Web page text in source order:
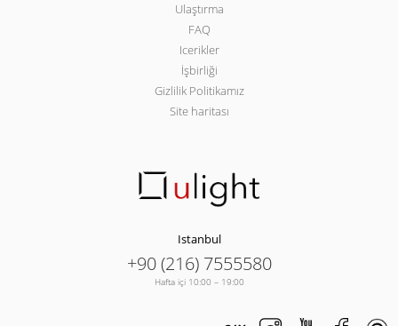
Ulaştırma
FAQ
Icerikler
İşbirliği
Gizlilik Politikamız
Site haritası
Istanbul
+90 (216) 7555580
Hafta içi 10:00 – 19:00